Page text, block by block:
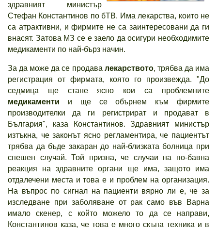
здравният министър
Стефан Константинов по бТВ. Има лекарства, които не
са атрактивни, и фирмите не са заинтересовани да ги
внасят. Затова МЗ се е заело да осигури необходимите
медикаменти по най-бърз начин.
За да може да се продава лекарството, трябва да има
регистрация от фирмата, която го произвежда. "До
седмица ще стане ясно кои са проблемните
медикаменти и ще се обърнем към фирмите
производителки да ги регистрират и продават в
България", каза Константинов. Здравният министър
изтъкна, че законът ясно регламентира, че пациентът
трябва да бъде закаран до най-близката болница при
спешен случай. Той призна, че случаи на по-бавна
реакция на здравните органи ще има, защото има
отдалечени места и това е и проблем на организация.
На въпрос по сигнал на пациенти вярно ли е, че за
изследване при заболяване от рак само във Варна
имало скенер, с който можело то да се направи,
Константинов каза, че това е много скъпа техника и в